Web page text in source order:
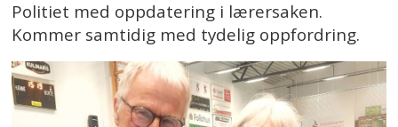
Politiet med oppdatering i lærersaken.
Kommer samtidig med tydelig oppfordring.